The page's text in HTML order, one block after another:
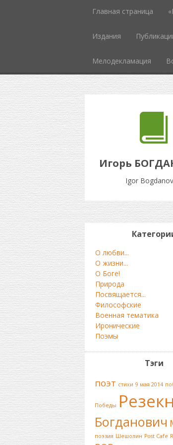
Главная страница
Издания
Мелодекламация
Игорь
Igor
О любви...
О жизни...
О Боге!
Природа
Посвящается...
Философские
Военная тематика
Иронические
Поэмы
Тэги
поэт стихи 9 мая 2014
Победы
Богданович
поэзия Шешолин Post Cafe